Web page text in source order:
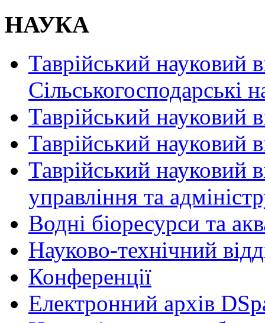
НАУКА
Таврійський науковий
Сільськогосподарські
Таврійський науковий
Таврійський науковий
Таврійський науковий
управління та
Водні біоресурси та
Науково-технічний
Конференції
Електронний архів